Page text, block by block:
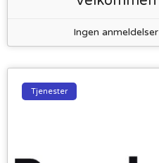
Ingen anmeldelser
Tjenester